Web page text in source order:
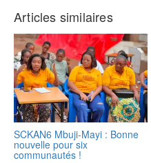
Articles similaires
SCKAN6 Mbuji-Mayi : Bonne
nouvelle pour six
communautés !